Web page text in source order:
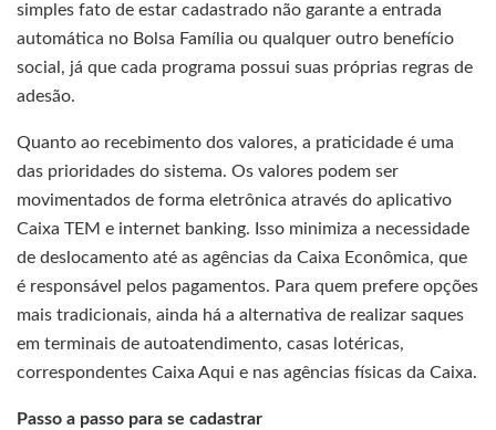
simples fato de estar cadastrado não garante a entrada
automática no Bolsa Família ou qualquer outro benefício
social, já que cada programa possui suas próprias regras de
adesão.
Quanto ao recebimento dos valores, a praticidade é uma
das prioridades do sistema. Os valores podem ser
movimentados de forma eletrônica através do aplicativo
Caixa TEM e internet banking. Isso minimiza a necessidade
de deslocamento até as agências da Caixa Econômica, que
é responsável pelos pagamentos. Para quem prefere opções
mais tradicionais, ainda há a alternativa de realizar saques
em terminais de autoatendimento, casas lotéricas,
correspondentes Caixa Aqui e nas agências físicas da Caixa.
Passo a passo para se cadastrar